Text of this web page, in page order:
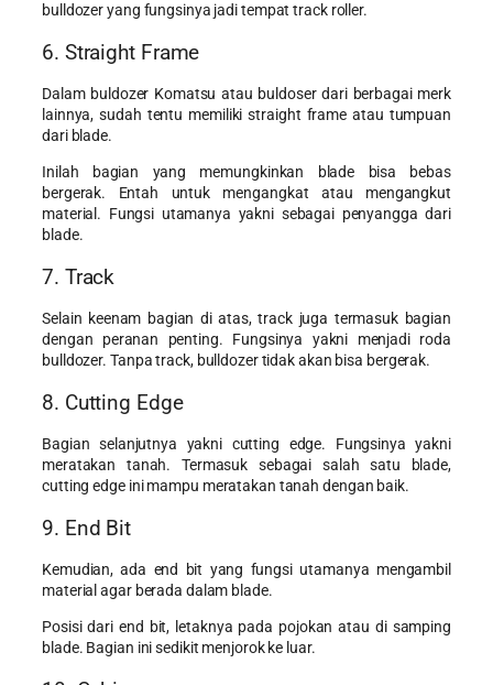
bulldozer yang fungsinya jadi tempat track roller.
6. Straight Frame
Dalam buldozer Komatsu atau buldoser dari berbagai merk
lainnya, sudah tentu memiliki straight frame atau tumpuan
dari blade.
Inilah bagian yang memungkinkan blade bisa bebas
bergerak. Entah untuk mengangkat atau mengangkut
material. Fungsi utamanya yakni sebagai penyangga dari
blade.
7. Track
Selain keenam bagian di atas, track juga termasuk bagian
dengan peranan penting. Fungsinya yakni menjadi roda
bulldozer. Tanpa track, bulldozer tidak akan bisa bergerak.
8. Cutting Edge
Bagian selanjutnya yakni cutting edge. Fungsinya yakni
meratakan tanah. Termasuk sebagai salah satu blade,
cutting edge ini mampu meratakan tanah dengan baik.
9. End Bit
Kemudian, ada end bit yang fungsi utamanya mengambil
material agar berada dalam blade.
Posisi dari end bit, letaknya pada pojokan atau di samping
blade. Bagian ini sedikit menjorok ke luar.